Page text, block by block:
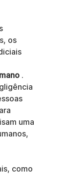
os
.
uma
como